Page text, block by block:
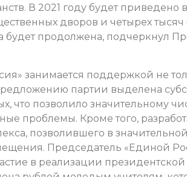
В 2021 году будет приведено
дворов и четырех
будет продолжена, подчеркнул
занимается поддержкой не
партии выделена
что позволило значительному
проблемы. Кроме того,
позволившего в
Председатель «Единой
в реализации